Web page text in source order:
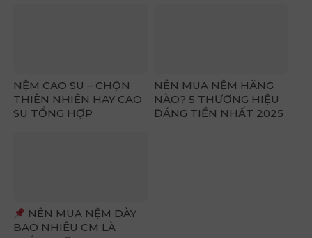
NỆM CAO SU – CHỌN
THIÊN NHIÊN HAY CAO
SU TỔNG HỢP
NÊN MUA NỆM HÃNG
NÀO? 5 THƯƠNG HIỆU
ĐÁNG TIỀN NHẤT 2025
NÊN MUA NỆM DÀY
BAO NHIÊU CM LÀ